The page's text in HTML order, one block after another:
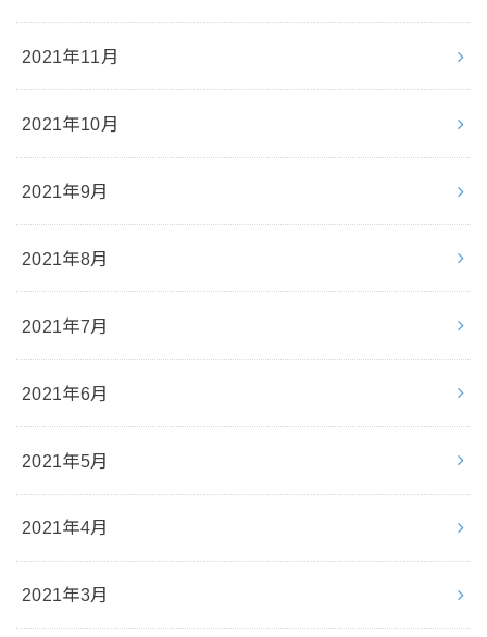
2021年11月
2021年10月
2021年9月
2021年8月
2021年7月
2021年6月
2021年5月
2021年4月
2021年3月